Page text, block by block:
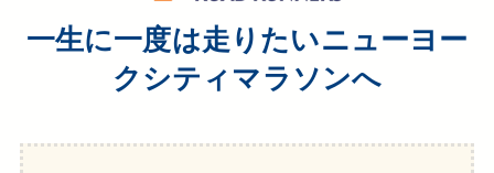
一生に一度は走りたいニューヨー
クシティマラソンへ